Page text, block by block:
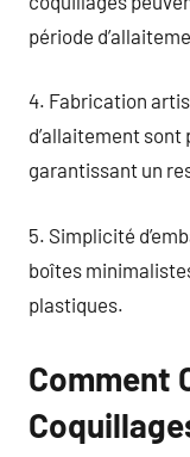
période
4. Fabrication
d’allaitement sont
garantissant un
5. Simplicité
boîtes
plastiques.
Comment